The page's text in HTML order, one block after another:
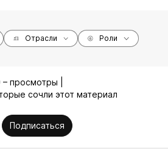
Отрасли Роли
просмотры |
сочли этот материал
Подписаться